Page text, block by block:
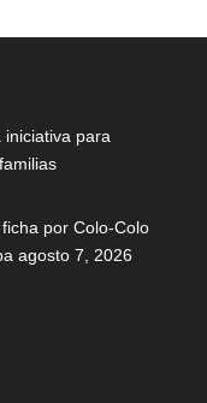
iniciativa para
por Colo-Colo
agosto 7, 2026